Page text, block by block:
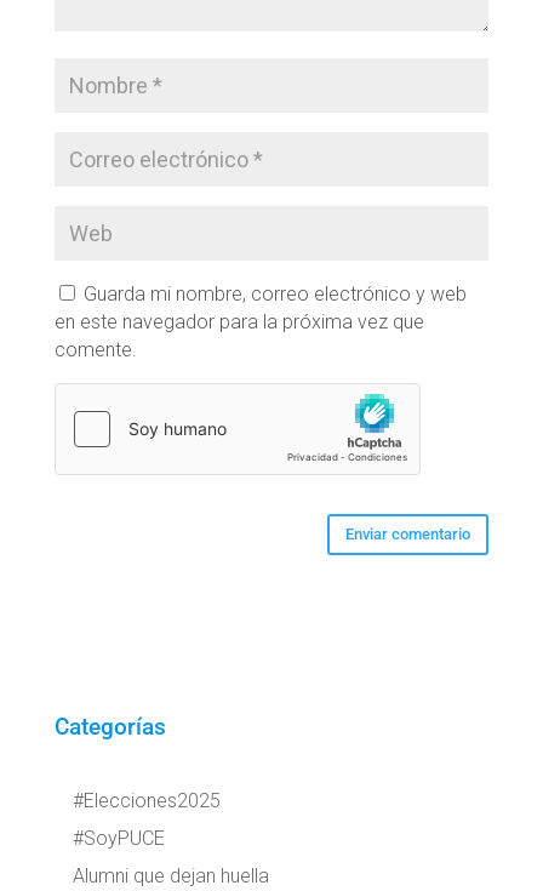
Guarda mi nombre, correo electrónico y web
en este navegador para la próxima vez que
comente.
Categorías
#Elecciones2025
#SoyPUCE
Alumni que dejan huella